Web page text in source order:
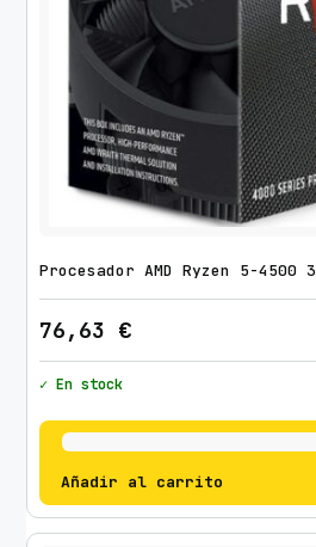
Procesador AMD Ryzen 5-4500
76,63 €
✓ En stock
Añadir al carrito